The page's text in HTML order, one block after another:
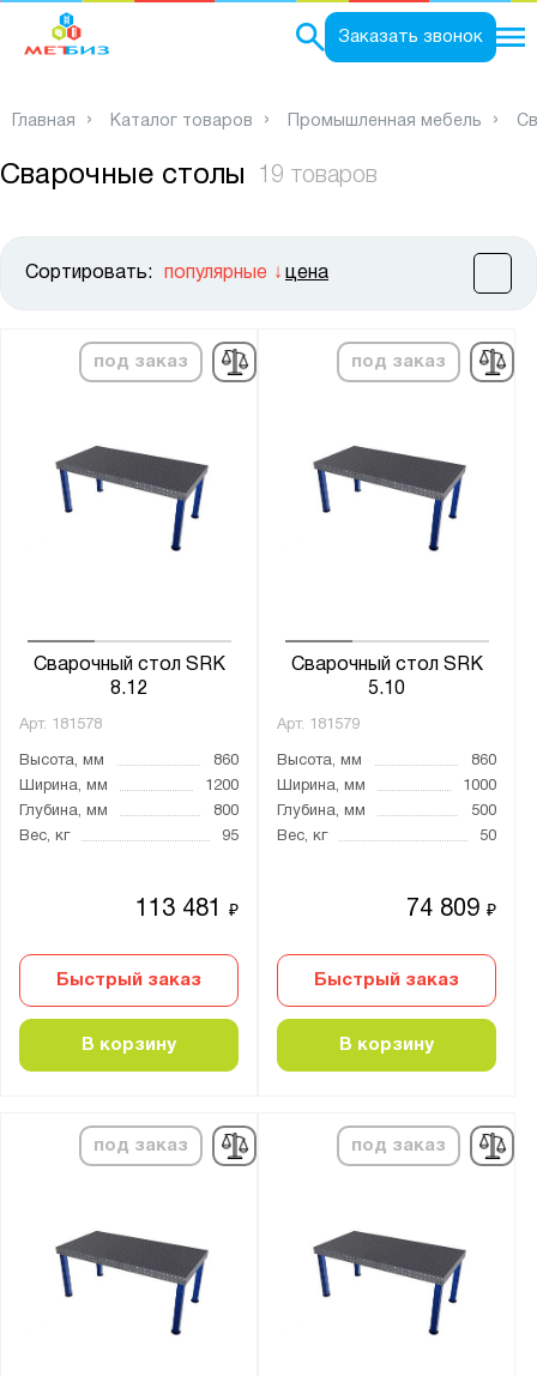
Заказать звонок
Главная Каталог товаров Промышленная мебель
Сварочные столы 19 товаров
Сортировать: популярные цена
под заказ
Сварочный стол SRK
8.12
Арт. 181578
Высота, мм
860
Ширина, мм
1200
Глубина, мм
800
Вес, кг
95
113 481₽
Быстрый заказ
В корзину
под заказ
Сварочный стол SRK
5.10
Арт. 181579
Высота, мм
860
Ширина, мм
1000
Глубина, мм
500
Вес, кг
50
74 809₽
Быстрый заказ
В корзину
под заказ под заказ
Ширина, мм:
от до
Производитель:
Ампер
Скрин
Показать Сбросить